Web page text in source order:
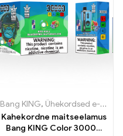
,Ühekordsed e-
Bang KING, Ühekordsed e-sigaretid
Kahekordne maitseelamus
Bang KING Color 30000